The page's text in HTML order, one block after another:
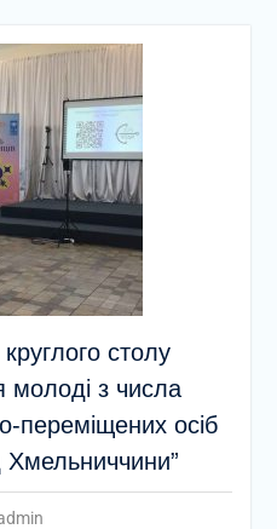
столу
молоді з числа
переміщених осіб